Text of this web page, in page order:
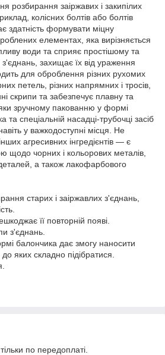
розбирання заіржавих і закипілих
колісних болтів або болтів
здатність формувати міцну
елементах, яка вирізняється
води та сприяє простішому та
захищає їх від ураження
для оброблення різних рухомих
петель, різних напрямних і тросів,
скрипи та забезпечує плавну та
зручному пакованню у формі
та спеціальній насадці-трубочці засіб
у важкодоступні місця. Не
агресивних інгредієнтів — є
щодо чорних і кольорових металів,
а також лакофарбового
старих і заіржавлих з'єднань,
її повторній появі.
з'єднань.
балончика дає змогу наносити
яких складно підібратися.
по передоплаті.